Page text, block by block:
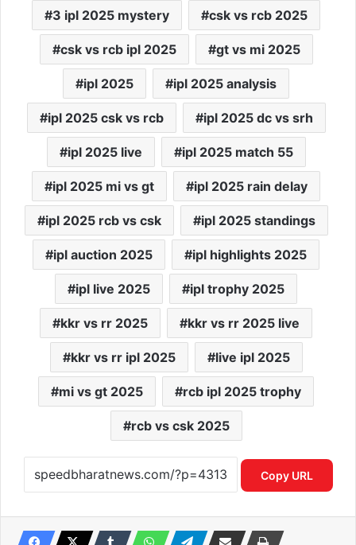
3 ipl 2025 mystery csk vs rcb 2025
csk vs rcb ipl 2025 gt vs mi 2025
ipl 2025 ipl 2025 analysis
ipl 2025 csk vs rcb ipl 2025 dc vs srh
ipl 2025 live ipl 2025 match 55
ipl 2025 mi vs gt ipl 2025 rain delay
ipl 2025 rcb vs csk ipl 2025 standings
ipl auction 2025 ipl highlights 2025
ipl live 2025 ipl trophy 2025
kkr vs rr 2025 kkr vs rr 2025 live
kkr vs rr ipl 2025 live ipl 2025
mi vs gt 2025 rcb ipl 2025 trophy
rcb vs csk 2025
Copy URL